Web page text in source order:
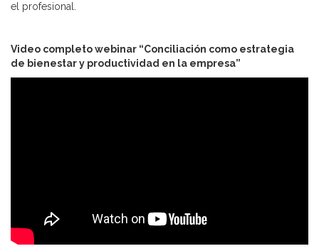
el profesional.
Video completo webinar “Conciliación como estrategia
de bienestar y productividad en la empresa”